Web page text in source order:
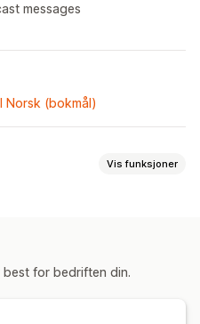
messages
Norsk (bokmål)
Vis funksjoner
best for bedriften din.